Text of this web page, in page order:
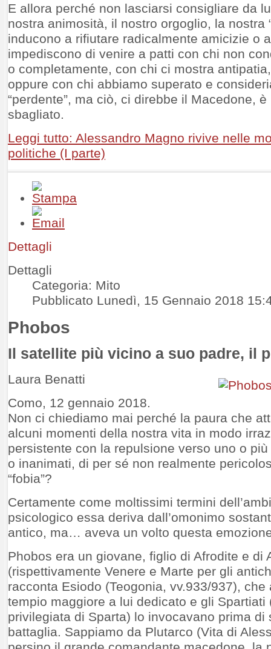
E allora perché non lasciarsi consigliare da
nostra animosità, il nostro orgoglio, la nostra
inducono a rifiutare radicalmente amicizie o
impediscono di venire a patti con chi non
o completamente, con chi ci mostra
oppure con chi abbiamo superato e
“perdente”, ma ciò, ci direbbe il Macedone,
sbagliato.
Leggi tutto: Alessandro Magno rivive nelle
politiche (I parte)
Dettagli
Dettagli
Categoria: Mito
Pubblicato Lunedì, 15 Gennaio 2018
Phobos
Il satellite più vicino a suo padre, il
Laura Benatti
Como, 12 gennaio 2018.
Non ci chiediamo mai perché la paura che
alcuni momenti della nostra vita in modo
persistente con la repulsione verso uno o
o inanimati, di per sé non realmente
“fobia”?
Certamente come moltissimi termini
psicologico essa deriva dall’omonimo
antico, ma… aveva un volto questa
Phobos era un giovane, figlio di Afrodite e di
(rispettivamente Venere e Marte per gli
racconta Esiodo (Teogonia, vv.933/937),
tempio maggiore a lui dedicato e gli Spartiati
privilegiata di Sparta) lo invocavano prima di
battaglia. Sappiamo da Plutarco (Vita di